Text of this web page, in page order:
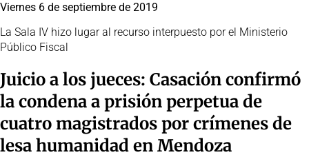
Viernes 6 de septiembre de 2019
La Sala IV hizo lugar al recurso interpuesto por el Ministerio
Público Fiscal
Juicio a los jueces: Casación confirmó
la condena a prisión perpetua de
cuatro magistrados por crímenes de
lesa humanidad en Mendoza